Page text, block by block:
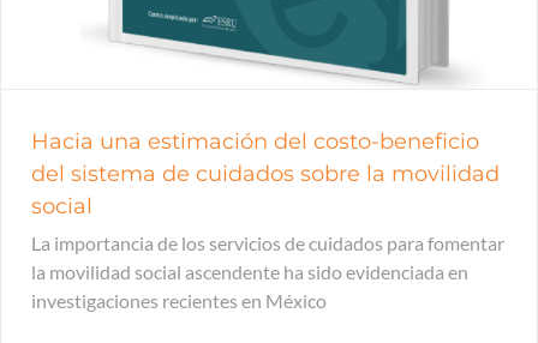
Hacia una estimación del costo-beneficio
del sistema de cuidados sobre la movilidad
social
La importancia de los servicios de cuidados para fomentar
la movilidad social ascendente ha sido evidenciada en
investigaciones recientes en México